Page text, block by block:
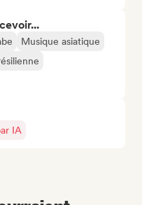
Musique asiatique
IA